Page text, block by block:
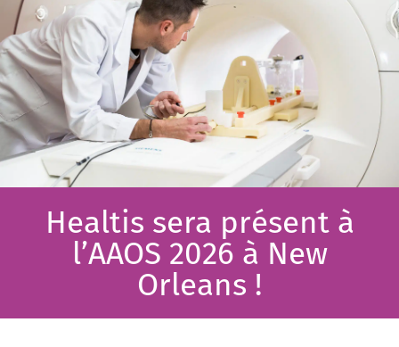
Healtis sera présent à
l’AAOS 2026 à New
Orleans !